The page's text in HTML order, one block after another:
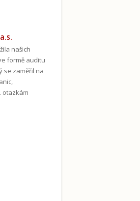
našich
formě auditu
se zaměřil na
otazkám